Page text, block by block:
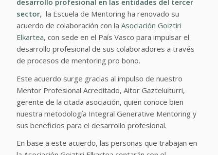
sector, la Escuela de Mentoring ha renovado su
acuerdo de colaboración con la Asociación Goiztiri
Elkartea, con sede en el País Vasco para impulsar el
desarrollo profesional de sus colaboradores a través
de procesos de mentoring pro bono.
Este acuerdo surge gracias al impulso de nuestro
Mentor Profesional Acreditado, Aitor Gazteluiturri,
gerente de la citada asociación, quien conoce bien
nuestra metodología Integral Generative Mentoring y
sus beneficios para el desarrollo profesional.
En base a este acuerdo, las personas que trabajan en